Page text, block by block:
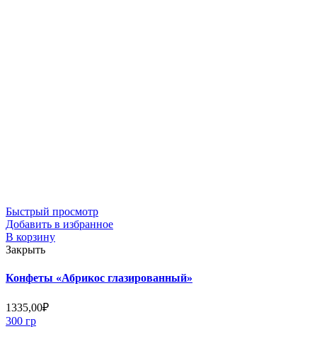
Быстрый просмотр
Добавить в избранное
В корзину
Закрыть
Конфеты «Абрикос глазированный»
1335,00₽
300 гр